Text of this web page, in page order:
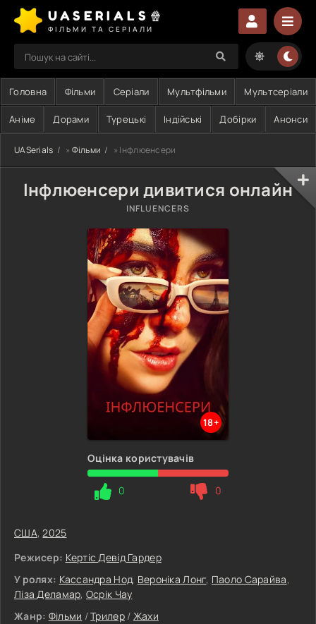
UASERIALS🍿
ФІЛЬМИ ТА СЕРІАЛИ
Головна Фільми Серіали Мультфільми Мультсеріали
Аніме Дорами Турецькі Індійські Добірки Анонси
UASerials » Фільми » Інфлюенсери
Інфлюенсери дивитися онлайн
INFLUENCERS
18+
Оцінка користувачів
0 0
США,2025
Режисер: Кертіс Девід Гардер
У ролях: Кассандра Нод, Вероніка Лонг, Паоло Сарайва,
Ліза Деламар, Осрік Чау
Жанр: Фільми /Трилер/ Жахи